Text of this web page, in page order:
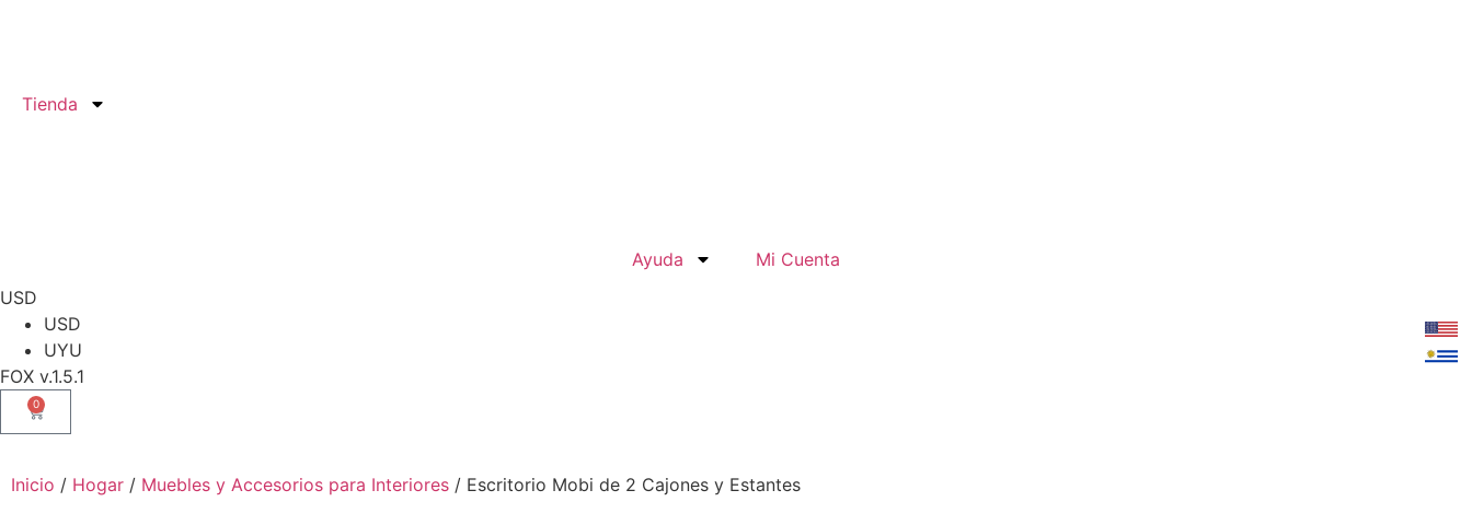
Tienda
Ayuda
Mi Cuenta
USD
USD
UYU
FOX v.1.5.1
0
Inicio / Hogar / Muebles y Accesorios para Interiores / Escritorio Mobi de 2 Cajones y Estantes